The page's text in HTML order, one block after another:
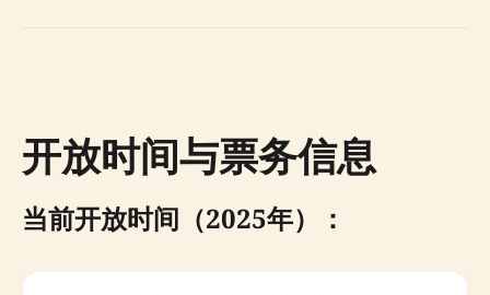
开放时间与票务信息
当前开放时间（2025年）：